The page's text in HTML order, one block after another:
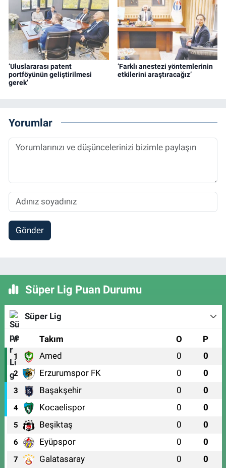
‘Uluslararası patent
portföyünün geliştirilmesi
gerek’
‘Farklı anestezi yöntemlerinin
etkilerini araştıracağız’
Yorumlar
Gönder
Süper Lig Puan Durumu
Süper Lig
# Takım O P
1 Amed 0 0
2 Erzurumspor FK 0 0
3 Başakşehir 0 0
4 Kocaelispor 0 0
5 Beşiktaş 0 0
6 Eyüpspor 0 0
7 Galatasaray 0 0